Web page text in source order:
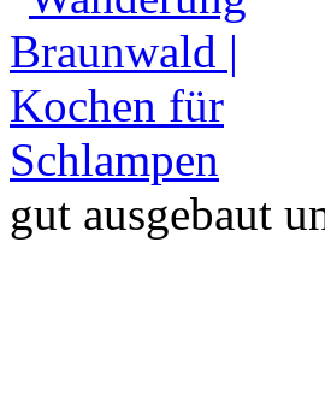
gut ausgebaut